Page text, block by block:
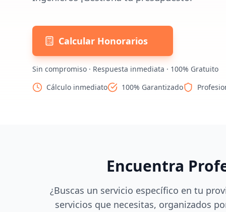
Calcular Honorarios
Sin compromiso · Respuesta inmediata · 100% Gratuito
Cálculo inmediato
100% Garantizado
Encuentra
¿Buscas un servicio específico en tu
servicios que necesitas, organizados